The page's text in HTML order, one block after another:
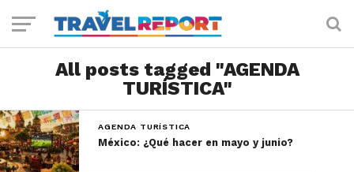
All posts tagged "AGENDA
TURÍSTICA"
AGENDA TURÍSTICA
México: ¿Qué hacer en mayo y junio?